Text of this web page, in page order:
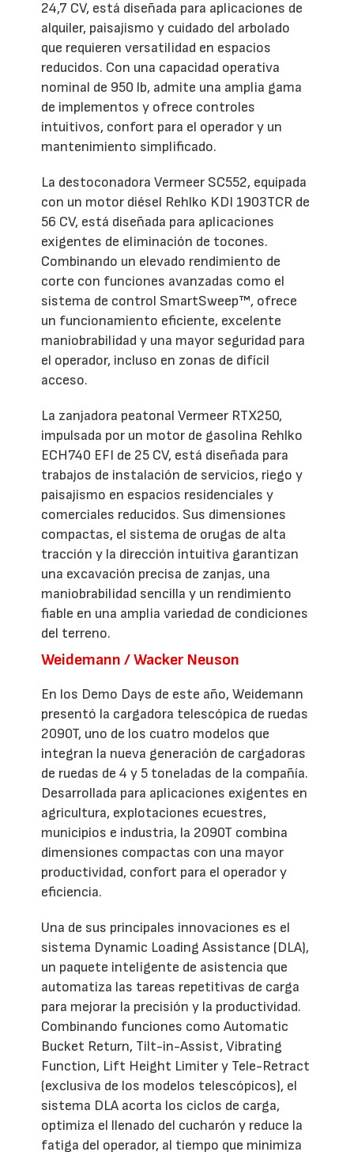
24,7 CV, está diseñada para aplicaciones de
alquiler, paisajismo y cuidado del arbolado
que requieren versatilidad en espacios
reducidos. Con una capacidad operativa
nominal de 950 lb, admite una amplia gama
de implementos y ofrece controles
intuitivos, confort para el operador y un
mantenimiento simplificado.
La destoconadora Vermeer SC552, equipada
con un motor diésel Rehlko KDI 1903TCR de
56 CV, está diseñada para aplicaciones
exigentes de eliminación de tocones.
Combinando un elevado rendimiento de
corte con funciones avanzadas como el
sistema de control SmartSweep™, ofrece
un funcionamiento eficiente, excelente
maniobrabilidad y una mayor seguridad para
el operador, incluso en zonas de difícil
acceso.
La zanjadora peatonal Vermeer RTX250,
impulsada por un motor de gasolina Rehlko
ECH740 EFI de 25 CV, está diseñada para
trabajos de instalación de servicios, riego y
paisajismo en espacios residenciales y
comerciales reducidos. Sus dimensiones
compactas, el sistema de orugas de alta
tracción y la dirección intuitiva garantizan
una excavación precisa de zanjas, una
maniobrabilidad sencilla y un rendimiento
fiable en una amplia variedad de condiciones
del terreno.
Weidemann / Wacker Neuson
En los Demo Days de este año, Weidemann
presentó la cargadora telescópica de ruedas
2090T, uno de los cuatro modelos que
integran la nueva generación de cargadoras
de ruedas de 4 y 5 toneladas de la compañía.
Desarrollada para aplicaciones exigentes en
agricultura, explotaciones ecuestres,
municipios e industria, la 2090T combina
dimensiones compactas con una mayor
productividad, confort para el operador y
eficiencia.
Una de sus principales innovaciones es el
sistema Dynamic Loading Assistance (DLA),
un paquete inteligente de asistencia que
automatiza las tareas repetitivas de carga
para mejorar la precisión y la productividad.
Combinando funciones como Automatic
Bucket Return, Tilt-in-Assist, Vibrating
Function, Lift Height Limiter y Tele-Retract
(exclusiva de los modelos telescópicos), el
sistema DLA acorta los ciclos de carga,
optimiza el llenado del cucharón y reduce la
fatiga del operador, al tiempo que minimiza